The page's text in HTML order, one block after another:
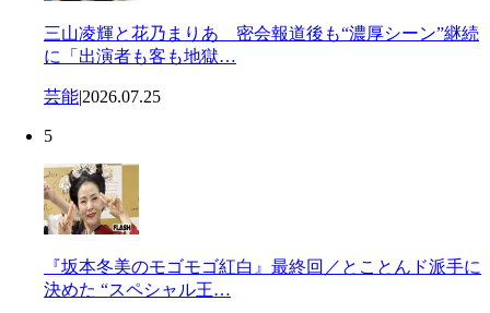
三山凌輝と花乃まりあ 密会報道後も“濃厚シーン”継続
に「出演者も客も地獄…
芸能|2026.07.25
5
『坂本冬美のモゴモゴ紅白』最終回／とことんド派手に
決めた “スペシャル王…